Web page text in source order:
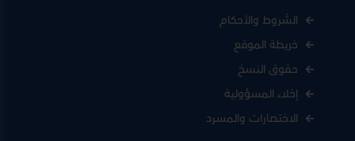
الشروط والأحكام
خريطة الموقع
حقوق النسخ
إخلاء المسؤولية
الاختصارات والمسرد